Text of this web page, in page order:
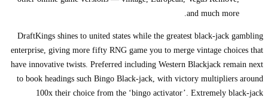
and much more.
DraftKings shines to united states while the greatest black-jack gambling
enterprise, giving more fifty RNG game you to merge vintage choices that
have innovative twists. Preferred including Western Blackjack remain next
to book headings such Bingo Black-jack, with victory multipliers around
100x their choice from the ‘bingo activator’. Extremely black-jack